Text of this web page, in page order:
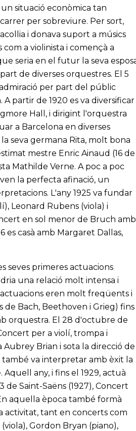
situació econòmica tan
per sobreviure. Per sort,
i donava suport a músics
a violinista i començà a
seria en el futur la seva
de diverses orquestres. El 5
per part del públic
partir de 1920 es va diversificar
Hall, i dirigint l'orquestra
a Barcelona en diverses
seva germana Rita, molt bona
mestre Enric Ainaud (16 de
Mathilde Verne. A poc a poc
la perfecta afinació, un
L'any 1925 va fundar
Leonard Rubens (viola) i
en sol menor de Bruch amb
es casà amb Margaret Dallas,
seves primeres actuacions
una relació molt intensa i
actuacions eren molt freqüents i
de Bach, Beethoven i Grieg) fins
orquestra. El 28 d'octubre de
per a violí, trompa i
Brian i sota la direcció de
també va interpretar amb èxit la
any, i fins el 1929, actuà
Saint-Saëns (1927), Concert
aquella època també formà
activitat, tant en concerts com
Gordon Bryan (piano),